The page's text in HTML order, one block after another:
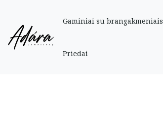
Gaminiai su brangakmeniais
Priedai
Pradinis Parduotuve » Auksiniai